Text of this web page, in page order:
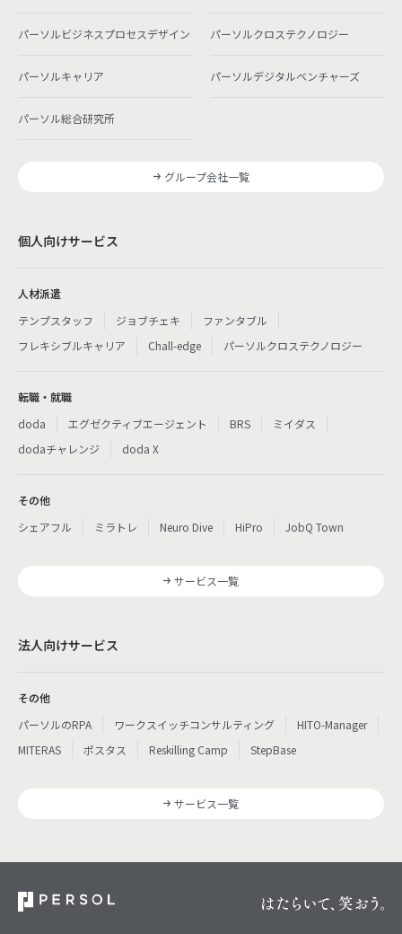
パーソルビジネスプロセスデザイン パーソルクロステクノロジー
パーソルキャリア パーソルデジタルベンチャーズ
パーソル総合研究所
グループ会社一覧
個人向けサービス
人材派遣
テンプスタッフ
ジョブチェキ
ファンタブル
フレキシブルキャリア
Chall-edge パーソルクロステクノロジー
転職・就職
doda
エグゼクティブエージェント BRS
ミイダス
dodaチャレンジ
doda X
その他
シェアフル
ミラトレ Neuro Dive HiPro JobQ Town
サービス一覧
法人向けサービス
その他
パーソルのRPA
ワークスイッチコンサルティング
HITO-Manager
MITERAS
ポスタス Reskilling Camp StepBase
サービス一覧